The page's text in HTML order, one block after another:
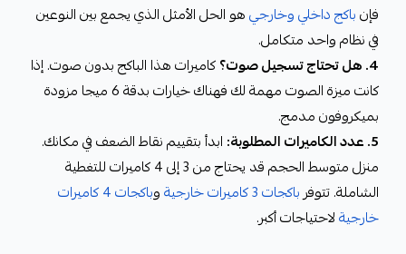
فإنباكج داخلي وخارجيهو الحل الأمثل الذي يجمع بين النوعين
في نظام واحد متكامل.
4. هل تحتاج تسجيل صوت؟
كاميرات هذا الباكج بدون صوت. إذا
كانت ميزة الصوت مهمة لك فهناك خيارات بدقة 6 ميجا مزودة
بميكروفون مدمج.
5. عدد الكاميرات المطلوبة:
ابدأ بتقييم نقاط الضعف في مكانك.
منزل متوسط الحجم قد يحتاج من 3 إلى 4 كاميرات للتغطية
الشاملة. تتوفرباكجات 3 كاميرات خارجية و
باكجات 4 كاميرات
خارجيةلاحتياجات أكبر.